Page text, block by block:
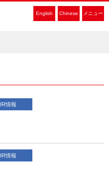
English Chinese メニュー
IR情報
IR情報